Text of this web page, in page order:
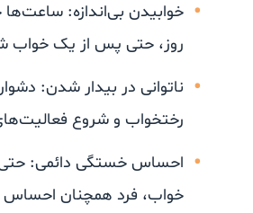
خوابیدن بی‌اندازه: ساعت‌ها
روز، حتی پس از یک خواب
ناتوانی در بیدار شدن:
رختخواب و شروع فعالیت‌های
احساس خستگی دائمی: حتی
خواب، فرد همچنان احساس